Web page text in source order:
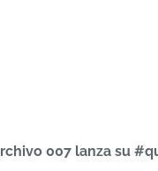
007 lanza su